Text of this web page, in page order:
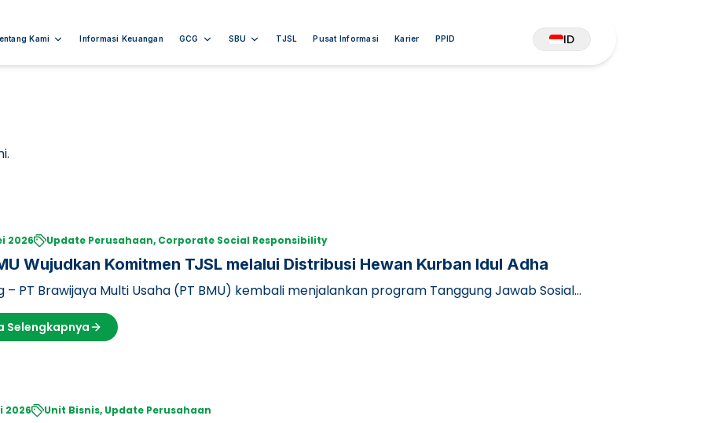
Kami Informasi Keuangan GCG SBU TJSL Pusat Informasi Karier PPID ID
2026 Update Perusahaan, Corporate Social Responsibility
Wujudkan Komitmen TJSL melalui Distribusi Hewan Kurban Idul Adha
– PT Brawijaya Multi Usaha (PT BMU) kembali menjalankan program Tanggung Jawab Sosial
(TJSL) melal…
Selengkapnya
2026 Unit Bisnis, Update Perusahaan